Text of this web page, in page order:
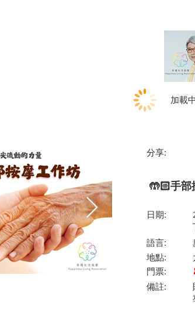
加載
分享:
🤲🏻手部
日期:
語言:
地點:
門票:
備註: